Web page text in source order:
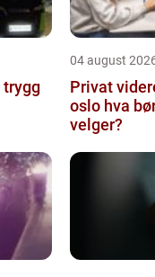
04 august
Privat
oslo hva bør du vite før du
velger?